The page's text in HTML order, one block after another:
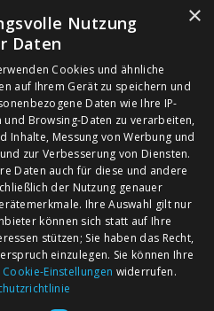
Märkte nach Bundesländern
Märkte nach PLZ
Märkte nach Umkreis
×
Nutzung
Daten
Cookies und ähnliche
auf Ihrem Gerät zu speichern und
Daten wie Ihre IP-
Browsing-Daten zu verarbeiten,
Inhalte, Messung von Werbung und
zur Verbesserung von Diensten.
Daten auch für diese und andere
der Nutzung genauer
Ihre Auswahl gilt nur
können sich statt auf Ihre
stützen; Sie haben das Recht,
einzulegen. Sie können Ihre
Cookie-Einstellungen widerrufen.